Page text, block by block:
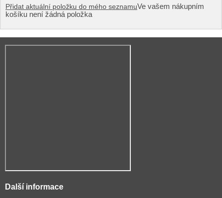
Přidat aktuální položku do mého seznamuVe vašem nákupním
košíku není žádná položka
Další informace